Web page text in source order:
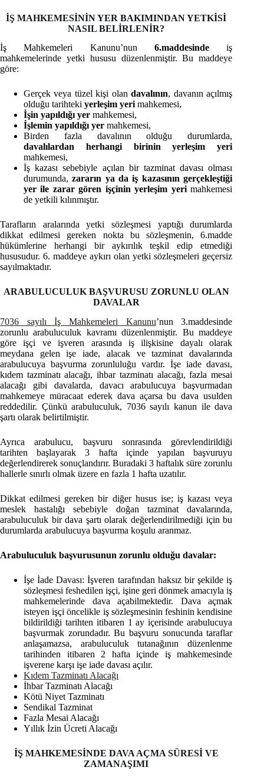
İŞ MAHKEMESİNİN YER BAKIMINDAN YETKİSİ
NASIL BELİRLENİR?
İş Mahkemeleri Kanunu’nun 6.maddesindeiş
mahkemelerinde yetki hususu düzenlenmiştir. Bu maddeye
göre:
Gerçek veya tüzel kişi olandavalının, davanın açılmış
olduğu tarihteki yerleşim yeri mahkemesi,
İşin yapıldığı yer mahkemesi,
İşlemin yapıldığı yer mahkemesi,
Birden fazla davalının olduğu durumlarda,
davalılardan herhangi birinin yerleşim yeri
mahkemesi,
İş kazası sebebiyle açılan bir tazminat davası olması
durumunda,zararın ya da iş kazasının gerçekleştiği
yer ile zarar gören işçinin yerleşim yerimahkemesi
de yetkili kılınmıştır.
Tarafların aralarında yetki sözleşmesi yaptığı durumlarda
dikkat edilmesi gereken nokta bu sözleşmenin, 6.madde
hükümlerine herhangi bir aykırılık teşkil edip etmediği
hususudur. 6. maddeye aykırı olan yetki sözleşmeleri geçersiz
sayılmaktadır.
ARABULUCULUK BAŞVURUSU ZORUNLU OLAN
DAVALAR
7036 sayılı İş Mahkemeleri Kanunu’nun 3.maddesinde
zorunlu arabuluculuk kavramı düzenlenmiştir. Bu maddeye
göre işçi ve işveren arasında iş ilişkisine dayalı olarak
meydana gelen işe iade, alacak ve tazminat davalarında
arabulucuya başvurma zorunluluğu vardır. İşe iade davası,
kıdem tazminatı alacağı, ihbar tazminatı alacağı, fazla mesai
alacağı gibi davalarda, davacı arabulucuya başvurmadan
mahkemeye müracaat ederek dava açarsa bu dava usulden
reddedilir. Çünkü arabuluculuk, 7036 sayılı kanun ile dava
şartı olarak belirtilmiştir.
Ayrıca arabulucu, başvuru sonrasında görevlendirildiği
tarihten başlayarak 3 hafta içinde yapılan başvuruyu
değerlendirerek sonuçlandırır. Buradaki 3 haftalık süre zorunlu
hallerle sınırlı olmak üzere en fazla 1 hafta uzatılır.
Dikkat edilmesi gereken bir diğer husus ise; iş kazası veya
meslek hastalığı sebebiyle doğan tazminat davalarında,
arabuluculuk bir dava şartı olarak değerlendirilmediği için bu
durumlarda arabulucuya başvurma koşulu aranmaz.
Arabuluculuk başvurusunun zorunlu olduğu davalar:
İşe İade Davası: İşveren tarafından haksız bir şekilde iş
sözleşmesi feshedilen işçi, işine geri dönmek amacıyla iş
mahkemelerinde dava açabilmektedir. Dava açmak
isteyen işçi öncelikle iş sözleşmesinin feshinin kendisine
bildirildiği tarihten itibaren 1 ay içerisinde arabulucuya
başvurmak zorundadır. Bu başvuru sonucunda taraflar
anlaşamazsa, arabuluculuk tutanağının düzenlenme
tarihinden itibaren 2 hafta içinde iş mahkemesinde
işverene karşı işe iade davası açılır.
Kıdem Tazminatı Alacağı
İhbar Tazminatı Alacağı
Kötü Niyet Tazminatı
Sendikal Tazminat
Fazla Mesai Alacağı
Yıllık İzin Ücreti Alacağı
İŞ MAHKEMESİNDE DAVA AÇMA SÜRESİ VE
ZAMANAŞIMI